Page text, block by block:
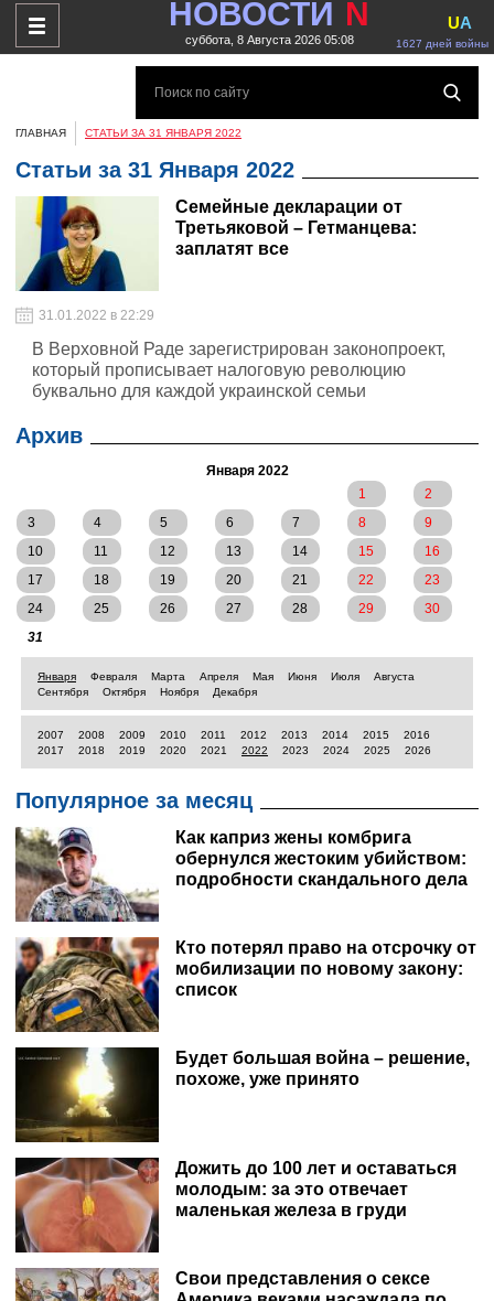
НОВОСТИ N
суббота, 8 Августа 2026 05:08 1627 дней войны
UA
ГЛАВНАЯ СТАТЬИ ЗА 31 ЯНВАРЯ 2022
Статьи за 31 Января 2022
Семейные декларации от
Третьяковой – Гетманцева:
заплатят все
31.01.2022 в 22:29
В Верховной Раде зарегистрирован законопроект,
который прописывает налоговую революцию
буквально для каждой украинской семьи
Архив
Января 2022
1
2
3
4 5 6 7 8
9
10
11 12 13 14 15
16
17
18 19 20 21 22
23
24
25 26 27 28 29
30
31
Января Февраля Марта Апреля Мая Июня Июля
Августа
Сентября
Октября Ноября Декабря
2007 2008 2009 2010 2011 2012 2013 2014 2015
2016
2017
2018 2019 2020 2021 2022 2023 2024 2025 2026
Популярное за месяц
Как каприз жены комбрига
обернулся жестоким убийством:
подробности скандального дела
Кто потерял право на отсрочку от
мобилизации по новому закону:
список
Будет большая война – решение,
похоже, уже принято
Дожить до 100 лет и оставаться
молодым: за это отвечает
маленькая железа в груди
Свои представления о сексе